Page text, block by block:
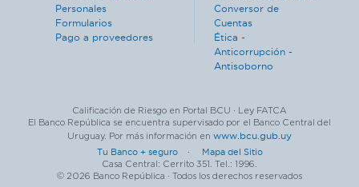
Personales
Formularios
Pago a proveedores
Conversor de
Cuentas
Ética -
Anticorrupción -
Antisoborno
Calificación de Riesgo en Portal BCU · Ley FATCA
El Banco República se encuentra supervisado por el Banco Central del
Uruguay. Por más información en www.bcu.gub.uy
Tu Banco + seguro · Mapa del Sitio
Casa Central: Cerrito 351. Tel.: 1996.
© 2026 Banco República · Todos los derechos reservados